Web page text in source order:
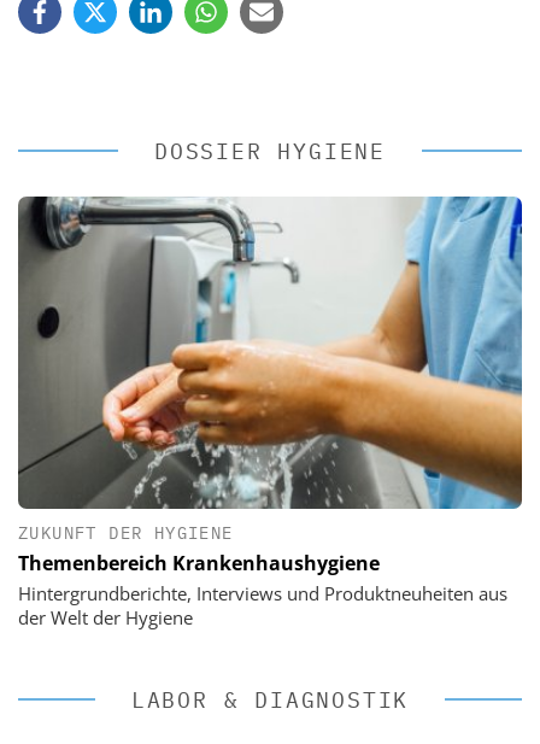
DOSSIER HYGIENE
ZUKUNFT DER HYGIENE
Themenbereich Krankenhaushygiene
Hintergrundberichte, Interviews und Produktneuheiten aus
der Welt der Hygiene
LABOR & DIAGNOSTIK